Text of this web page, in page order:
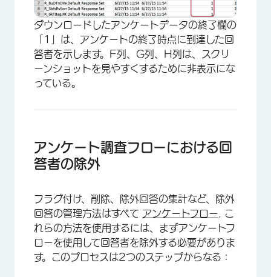
ダウンロードしたアンケートデータの終了欄の
「1」は、アンケートの終了時点に到達した回
答者を示します。F列、G列、H列は、スクリ
ーンショットを見やすくするために非表示にな
っている。
アンケート調査フローにおける回
答者の除外
フラグ付け、削除、除外回答の集計など、除外
回答の管理方法はすべて アンケートフロー . こ
れらの方法を使用するには、まずアンケートフ
ローを使用して回答者を除外する必要がありま
す。このプロセスは2つのステップからなる：